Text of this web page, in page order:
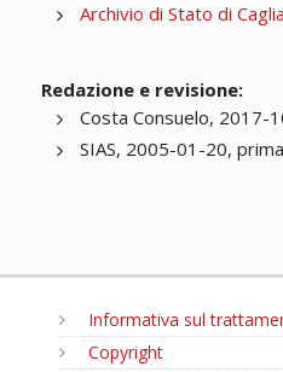
Archivio di Stato di
Redazione e revisione:
Costa Consuelo, 2017-
SIAS, 2005-01-20,
Informativa sul
Copyright